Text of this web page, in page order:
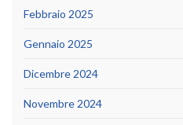
Febbraio 2025
Gennaio 2025
Dicembre 2024
Novembre 2024